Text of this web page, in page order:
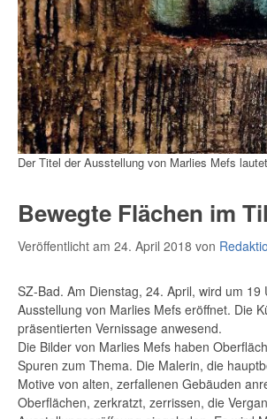
Der Titel der Ausstellung von Marlies Mefs
Bewegte Flächen im
Veröffentlicht am 24. April 2018 von
SZ-Bad. Am Dienstag, 24. April, wird um
Ausstellung von Marlies Mefs eröffnet. Die
präsentierten Vernissage anwesend.
Die Bilder von Marlies Mefs haben
Spuren zum Thema. Die Malerin, die
Motive von alten, zerfallenen Gebäuden
Oberflächen, zerkratzt, zerrissen, die